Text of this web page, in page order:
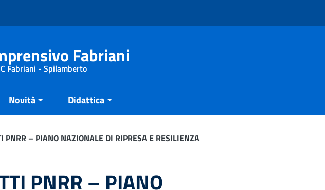
Fabriani
Fabriani - Spilamberto
Novità Didattica
PNRR – PIANO NAZIONALE DI RIPRESA E RESILIENZA
PNRR – PIANO